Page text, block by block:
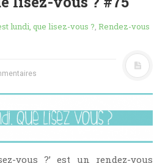
lundi, que lisez-vous ?, Rendez-vous
vous ?’ est un rendez-vous